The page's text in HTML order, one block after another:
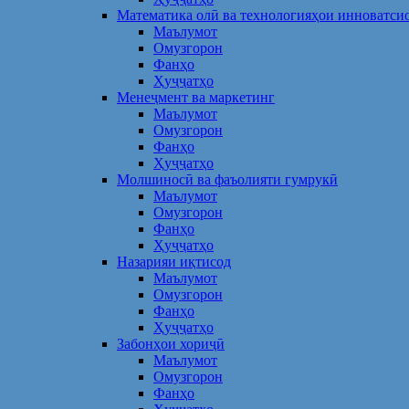
Математика олӣ ва технологияҳои
Маълумот
Омузгорон
Фанҳо
Ҳуҷҷатҳо
Менеҷмент ва маркетинг
Маълумот
Омузгорон
Фанҳо
Ҳуҷҷатҳо
Молшиносӣ ва фаъолияти гумрукӣ
Маълумот
Омузгорон
Фанҳо
Ҳуҷҷатҳо
Назарияи иқтисод
Маълумот
Омузгорон
Фанҳо
Ҳуҷҷатҳо
Забонҳои хориҷӣ
Маълумот
Омузгорон
Фанҳо